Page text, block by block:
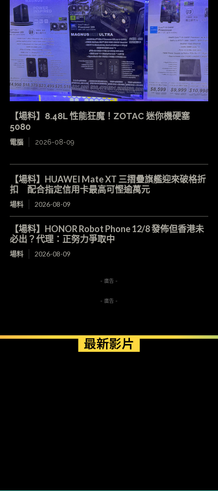
【場料】8.48L 性能狂魔！ZOTAC 迷你機硬塞
5080
電腦 2026-08-09
【場料】HUAWEI Mate XT 三摺疊旗艦迎來破格折
扣 配合指定信用卡最高可慳逾萬元
場料 2026-08-09
【場料】HONOR Robot Phone 12/8 發佈但香港未
必出？代理：正努力爭取中
場料 2026-08-09
- 廣告 -
- 廣告 -
最新影片